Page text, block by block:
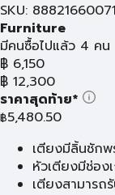
SKU:
Furniture
มีคนซื้อไปแล้ว 4 คน
฿ 6,150
฿ 12,300
ราคาสุดท้าย*
฿5,480.50
เตียงมีลิ้นชัก
หัวเตียงมีช่อง
เตียงสามารถ